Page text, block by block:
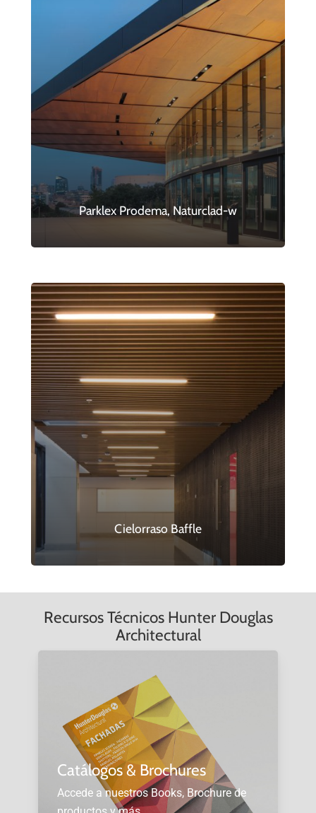
Parklex Prodema, Naturclad-w
Cielorraso Baffle
Recursos Técnicos Hunter Douglas
Architectural
Catálogos & Brochures
Accede a nuestros Books, Brochure de